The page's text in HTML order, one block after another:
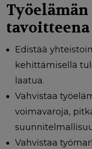
tavoitteena
Edistää
kehittämisellä
laatua.
Vahvistaa
voimavaroja,
Vahvistaa